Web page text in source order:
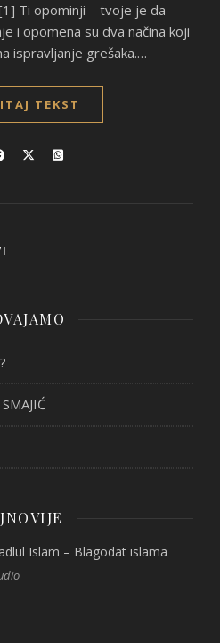
Ti opominji – tvoje je da
i opomena su dva načina koji
ispravljanje grešaka.…
TEKST
Islam – Blagodat islama